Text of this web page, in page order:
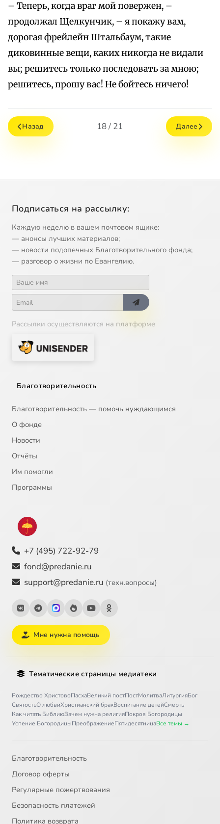
– Теперь, когда враг мой повержен, –
продолжал Щелкунчик, – я покажу вам,
дорогая фрейлейн Штальбаум, такие
диковинные вещи, каких никогда не видали
вы; решитесь только последовать за мною;
решитесь, прошу вас! Не бойтесь ничего!
Назад 18 / 21 Далее
Подписаться на рассылку:
Каждую неделю в вашем почтовом ящике:
— анонсы лучших материалов;
— новости подопечных Благотворительного фонда;
— разговор о жизни по Евангелию.
Рассылки осуществляются на платформе
Благотворительность
Благотворительность — помочь нуждающимся
О фонде
Новости
Отчёты
Им помогли
Программы
+7 (495) 722-92-79
fond@predanie.ru
support@predanie.ru (техн.вопросы)
Мне нужна помощь
Тематические страницы медиатеки
Рождество ХристовоПасхаВеликий постПостМолитваЛитургияБог
СвятостьО любвиХристианский бракВоспитание детейСмерть
Как читать БиблиюЗачем нужна религияПокров Богородицы
Успение БогородицыПреображениеПятидесятницаВсе темы →
Благотворительность
Договор оферты
Регулярные пожертвования
Безопасность платежей
Политика возврата